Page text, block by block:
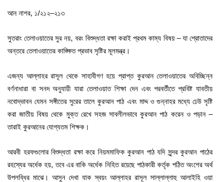
আন নাশর, ১/২১২–২১৩
সুতরাং তেলাওয়াতের সুর নয়, বরং বিশুদ্ধতা রক্ষা করাই প্রথম কাম্য বিষয় – যা শ্রোতাদের
অন্তরে তেলাওয়াতের কাঙ্ক্ষিত প্রভাব সৃষ্টির মূলমন্ত্র।
এজন্য আল্লাহর রাসূল থেকে সাহাবীগণ হয়ে প্রাপ্ত কুরআন তেলাওয়াতের অবিচ্ছিন্ন
বর্ণনাধারা বা সনদ অনুযায়ী যারা তেলাওয়াত শিক্ষা দেন এবং পরবর্তীতে প্রবিষ্ট যাবতীয়
নবোদ্ভাবন যেমন সঙ্গীতের সুরের তালে কুরআন পাঠ এবং মাদ্দ ও গুন্নাহর মধ্যে ঢেউ সৃষ্টি
করা জাতীয় বিষয় থেকে মুক্ত রেখে সহজ সাবলীলভাবে কুরআন পাঠ করেন ও পড়ান –
তারাই কুরআনের যোগ্যতম শিক্ষক।
আরবী হরফগুলোর বিশুদ্ধতা রক্ষা করে নিয়মমাফিক কুরআন পাঠ যদি সুন্দর কুরআন পাঠের
রহস্যের অর্ধেক হয়,তবে এর বাকি অর্ধেক নিহিত রয়েছে পাঠকারী কর্তৃক পঠিত অংশের অর্থ
উপলব্ধির মাঝে। আসুন দেখা যাক স্বয়ং আল্লাহর রাসূল সাল্লাল্লাহু আলাইহি ওয়া